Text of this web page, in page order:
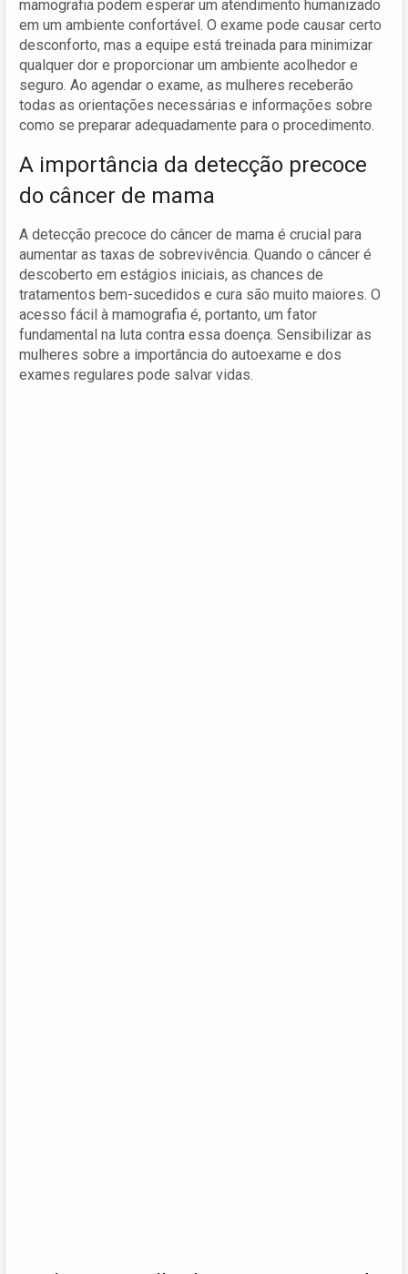
mamografia podem esperar um atendimento humanizado
em um ambiente confortável. O exame pode causar certo
desconforto, mas a equipe está treinada para minimizar
qualquer dor e proporcionar um ambiente acolhedor e
seguro. Ao agendar o exame, as mulheres receberão
todas as orientações necessárias e informações sobre
como se preparar adequadamente para o procedimento.
A importância da detecção precoce
do câncer de mama
A detecção precoce do câncer de mama é crucial para
aumentar as taxas de sobrevivência. Quando o câncer é
descoberto em estágios iniciais, as chances de
tratamentos bem-sucedidos e cura são muito maiores. O
acesso fácil à mamografia é, portanto, um fator
fundamental na luta contra essa doença. Sensibilizar as
mulheres sobre a importância do autoexame e dos
exames regulares pode salvar vidas.